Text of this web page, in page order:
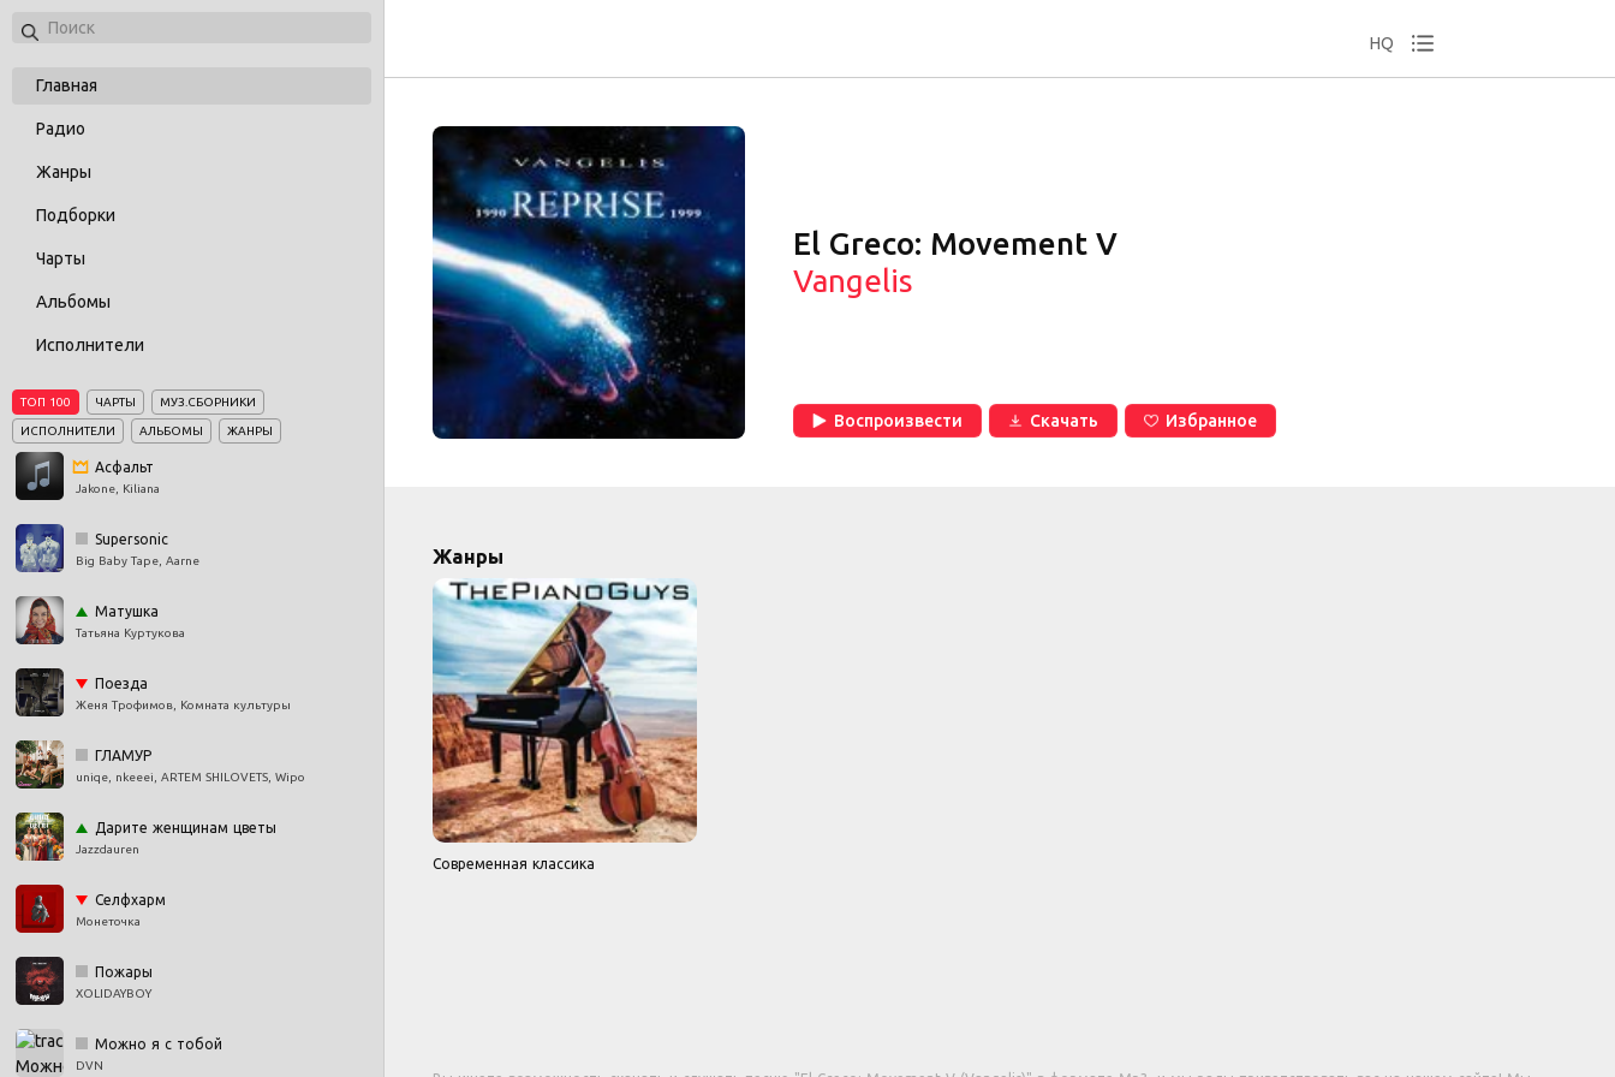
HQ
Главная
Радио
Жанры
Подборки
Чарты
Альбомы
Исполнители
ТОП 100 ЧАРТЫ МУЗ.СБОРНИКИ
ИСПОЛНИТЕЛИ АЛЬБОМЫ ЖАНРЫ
Асфальт
Jakone, Kiliana
Supersonic
Big Baby Tape, Aarne
Матушка
Татьяна Куртукова
Поезда
Женя Трофимов, Комната культуры
ГЛАМУР
uniqe, nkeeei, ARTEM SHILOVETS, Wipo
Дарите женщинам цветы
Jazzdauren
Селфхарм
Монеточка
Пожары
XOLIDAYBOY
Можно я с тобой
DVN
El Greco: Movement V
Vangelis
Воспроизвести Скачать Избранное
Жанры
Современная классика